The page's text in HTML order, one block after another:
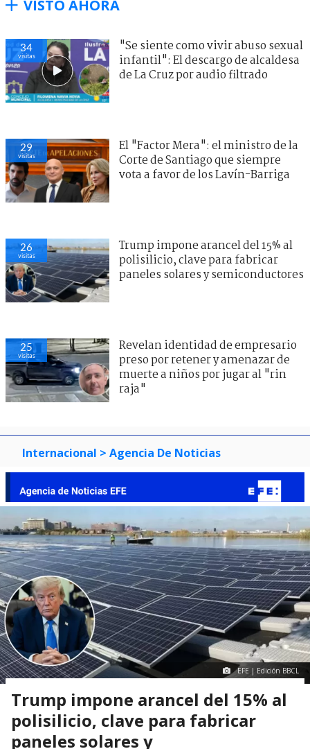
VISTO AHORA
34
visitas
"Se siente como vivir abuso sexual
infantil": El descargo de alcaldesa
de La Cruz por audio filtrado
29
visitas
El "Factor Mera": el ministro de la
Corte de Santiago que siempre
vota a favor de los Lavín-Barriga
26
visitas
Trump impone arancel del 15% al
polisilicio, clave para fabricar
paneles solares y semiconductores
25
visitas
Revelan identidad de empresario
preso por retener y amenazar de
muerte a niños por jugar al "rin
raja"
Internacional > Agencia De Noticias
EFE | Edición BBCL
Trump impone arancel del 15% al
polisilicio, clave para fabricar
paneles solares y